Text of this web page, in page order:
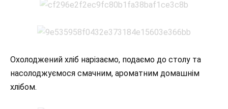
Охолоджений хліб нарізаємо, подаємо до столу та
насолоджуємося смачним, ароматним домашнім
хлібом.